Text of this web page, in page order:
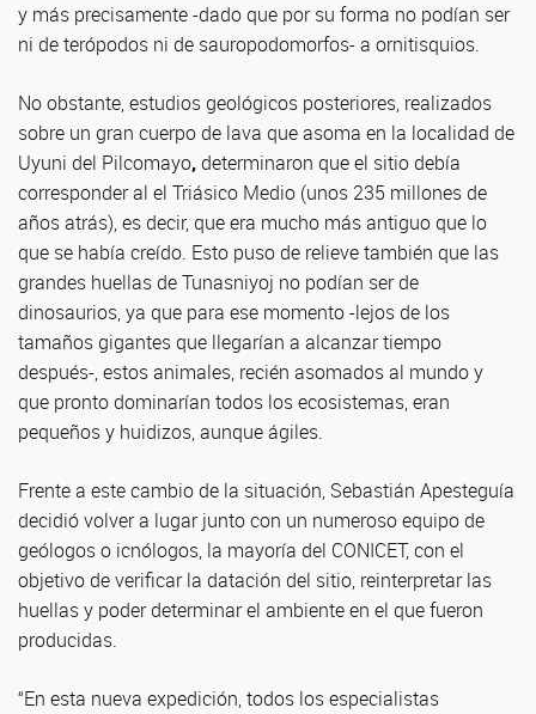
y más precisamente -dado que por su forma no podían ser
ni de terópodos ni de sauropodomorfos- a ornitisquios.
No obstante, estudios geológicos posteriores, realizados
sobre un gran cuerpo de lava que asoma en la localidad de
Uyuni del Pilcomayo,determinaron que el sitio debía
corresponder al el Triásico Medio (unos 235 millones de
años atrás), es decir, que era mucho más antiguo que lo
que se había creído. Esto puso de relieve también que las
grandes huellas de Tunasniyoj no podían ser de
dinosaurios, ya que para ese momento -lejos de los
tamaños gigantes que llegarían a alcanzar tiempo
después-, estos animales, recién asomados al mundo y
que pronto dominarían todos los ecosistemas, eran
pequeños y huidizos, aunque ágiles.
Frente a este cambio de la situación, Sebastián Apesteguía
decidió volver a lugar junto con un numeroso equipo de
geólogos o icnólogos, la mayoría del CONICET, con el
objetivo de verificar la datación del sitio, reinterpretar las
huellas y poder determinar el ambiente en el que fueron
producidas.
“En esta nueva expedición, todos los especialistas